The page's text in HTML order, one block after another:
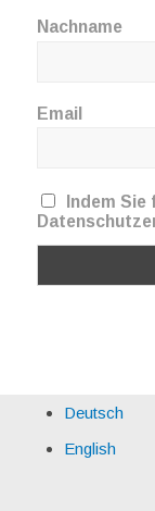
Nachname
Email
Indem
Deutsch
English